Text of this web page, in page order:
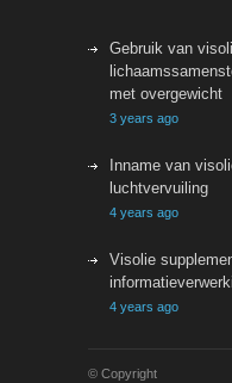
Gebruik van
met overgewicht
3 years ago
Inname van
luchtvervuiling
4 years ago
Visolie
4 years ago
© Copyright